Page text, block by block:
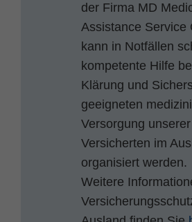
der Firma MD
Assistance Service
kann in Notfällen
kompetente Hilfe
Klärung und
geeigneten
Versorgung unserer
Versicherten im
organisiert werden.
Weitere